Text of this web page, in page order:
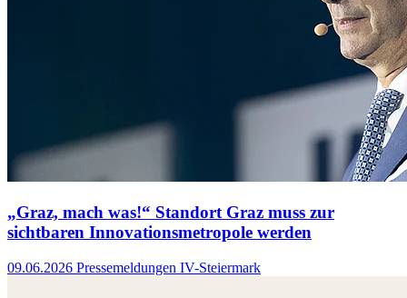
„Graz, mach was!“ Standort Graz muss zur
sichtbaren Innovationsmetropole werden
09.06.2026 Pressemeldungen IV-Steiermark